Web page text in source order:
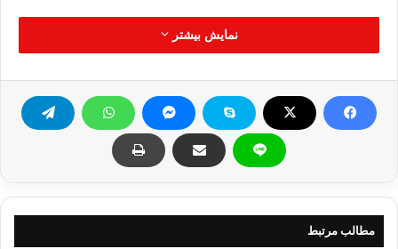
نمایش بیشتر
مطالب مرتبط